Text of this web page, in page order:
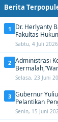
Berita
1
Dr. Herlyanty
Fakultas
Nyata
Berdampak
Sabtu, 4 Juli 2026
2 Administrasi
Bermalah,”Warga butuh solusi
Alasan dari
Selasa, 23 Juni
3 Gubernur
Pelantikan
2031,
Kemanusiaan
Senin, 15 Juni